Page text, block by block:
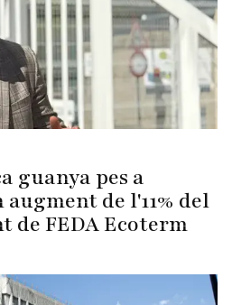
guanya pes a
de l'11% del
de FEDA Ecoterm